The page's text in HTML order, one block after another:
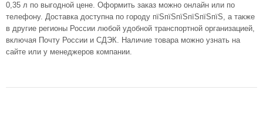
0,35 л по выгодной цене. Оформить заказ можно онлайн или по
телефону. Доставка доступна по городу пїЅпїЅпїЅпїЅпїЅпїЅ, а также
в другие регионы России любой удобной транспортной организацией,
включая Почту России и СДЭК. Наличие товара можно узнать на
сайте или у менеджеров компании.